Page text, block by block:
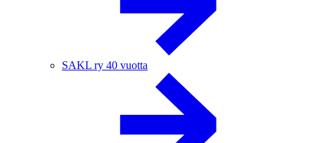
SAKL ry 40 vuotta